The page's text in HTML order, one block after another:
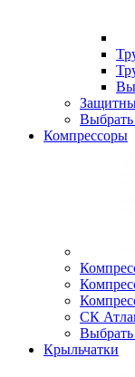
Выбрать
Компрессоры
СК
Выбрать
Крыльчатки